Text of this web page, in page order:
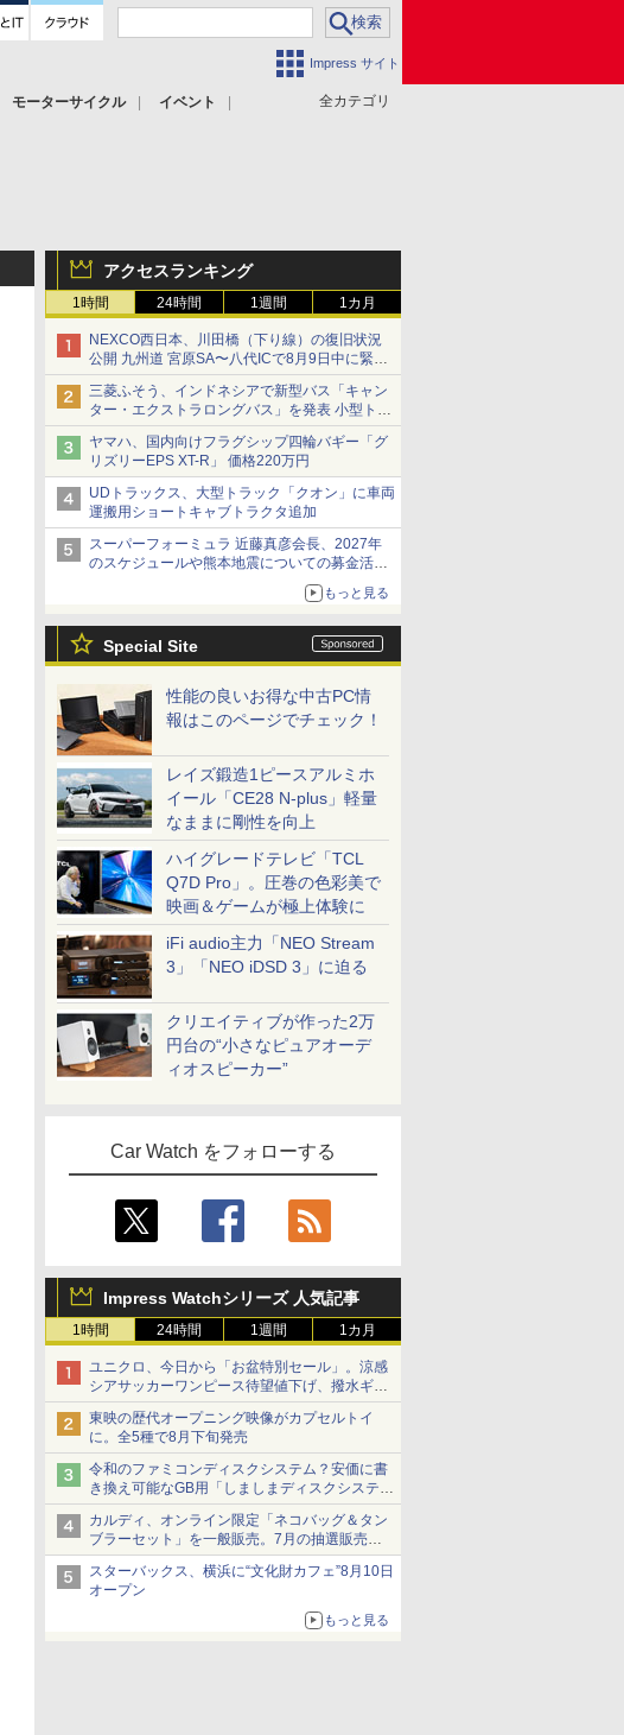
Impress サイト
全カテゴリ
モーターサイクル
イベント
アクセスランキング
1時間 24時間 1週間 1カ月
NEXCO西日本、川田橋（下り線）の復旧状況
公開 九州道 宮原SA〜八代ICで8月9日中に緊急
車両を通行可能に
三菱ふそう、インドネシアで新型バス「キャン
ター・エクストラロングバス」を発表 小型トラ
ックベースの観光・旅客輸送向けバス
ヤマハ、国内向けフラグシップ四輪バギー「グ
リズリーEPS XT-R」 価格220万円
UDトラックス、大型トラック「クオン」に車両
運搬用ショートキャブトラクタ追加
スーパーフォーミュラ 近藤真彦会長、2027年
のスケジュールや熊本地震についての募金活動
もっと見る
Special Site
性能の良いお得な中古PC情
報はこのページでチェック！
レイズ鍛造1ピースアルミホ
イール「CE28 N-plus」軽量
なままに剛性を向上
ハイグレードテレビ「TCL
Q7D Pro」。圧巻の色彩美で
映画＆ゲームが極上体験に
iFi audio主力「NEO Stream
3」「NEO iDSD 3」に迫る
クリエイティブが作った2万
円台の“小さなピュアオーデ
ィオスピーカー”
Car Watch をフォローする
Impress Watchシリーズ 人気記事
1時間 24時間 1週間 1カ月
ユニクロ、今日から「お盆特別セール」。涼感
シアサッカーワンピース待望値下げ、撥水ギア
ショーツは1990円に
東映の歴代オープニング映像がカプセルトイ
に。全5種で8月下旬発売
令和のファミコンディスクシステム？安価に書
き換え可能なGB用「しましまディスクシステ
ム」
カルディ、オンライン限定「ネコバッグ＆タン
ブラーセット」を一般販売。7月の抽選販売の
当選無効分
スターバックス、横浜に“文化財カフェ”8月10日
オープン
もっと見る